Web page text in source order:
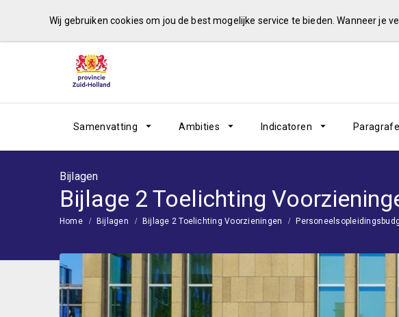
Wij gebruiken cookies om jou de best mogelijke service te bieden. Wanneer je
Samenvatting Ambities Indicatoren
Bijlagen
Bijlage 2 Toelichting
Home Bijlagen Bijlage 2 Toelichting Voorzieningen